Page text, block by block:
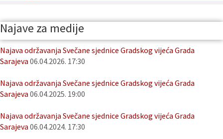
Najave za medije
Najava održavanja Svečane sjednice Gradskog vijeća Grada
Sarajeva 06.04.2026. 17:30
Najava održavanja Svečane sjednice Gradskog vijeća Grada
Sarajeva 06.04.2025. 19:00
Najava održavanja Svečane sjednice Gradskog vijeća Grada
Sarajeva 06.04.2024. 17:30